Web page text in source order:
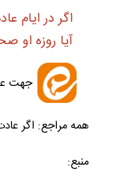
اگر در ايام
آيا روزه او
جهت
همه مراجع: اگر
منبع: